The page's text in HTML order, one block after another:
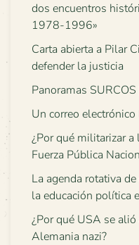
dos encuentros
1978-1996»
Carta abierta a Pilar
defender la justicia
Panoramas
Un correo
¿Por qué militarizar
Fuerza Pública
La agenda rotativa
la educación política
¿Por qué USA se
Alemania nazi?